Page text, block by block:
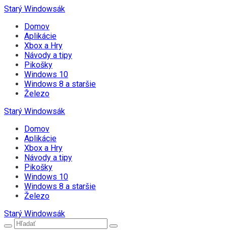
Starý Windowsák
Domov
Aplikácie
Xbox a Hry
Návody a tipy
Pikošky
Windows 10
Windows 8 a staršie
Železo
Starý Windowsák
Domov
Aplikácie
Xbox a Hry
Návody a tipy
Pikošky
Windows 10
Windows 8 a staršie
Železo
Starý Windowsák